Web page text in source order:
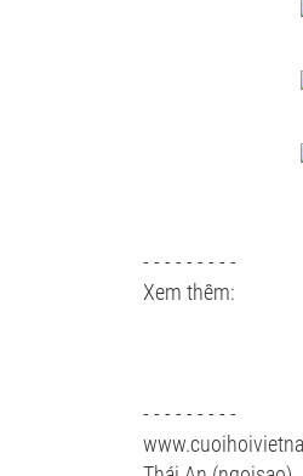
- - - - - - - - -
Xem thêm:
- - - - - - - - -